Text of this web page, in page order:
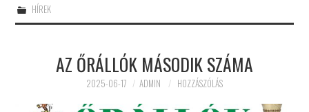
HÍREK
AZ ŐRÁLLÓK MÁSODIK SZÁMA
2025-06-17 ADMIN HOZZÁSZÓLÁS